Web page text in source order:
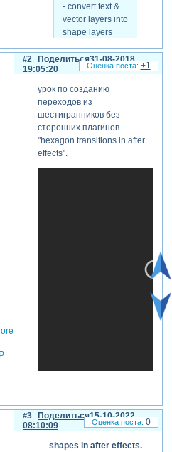
- convert text &
vector layers into
shape layers
between
illustrator & after
- working with
multiple shapes
- shape
- convert points
теги: урок adobe after effects
Поделиться
2
31-08-2018
19:05:20
урок по созданию
переходов из
шестигранников без
сторонних плагинов
"hexagon transitions in after
effects".
+1
Поделиться
3
15-10-2022
08:10:09
shapes in after effects.
0